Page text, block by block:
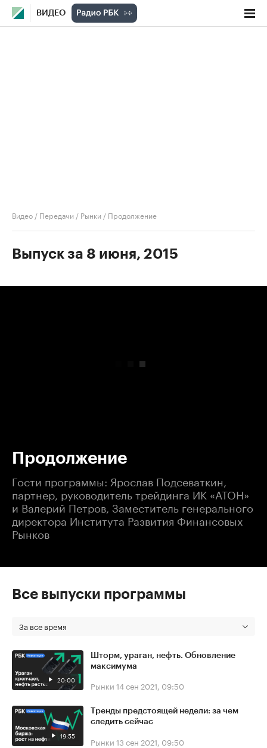
ВИДЕО
Видео / Передачи / Рынки / Продолжение
Выпуск за 8 июня, 2015
Продолжение
Гости программы: Ярослав Подсеваткин,
партнер, руководитель трейдинга ИК «АТОН»
и Валерий Петров, Заместитель генерального
директора Института Развития Финансовых
Рынков
Все выпуски программы
За все время
20:00
Шторм, ураган, нефть. Обновление
максимума
Рынки 14 сен 2021, 09:50
19:55
Тренды предстоящей недели: за чем
следить сейчас
Рынки 13 сен 2021, 09:50